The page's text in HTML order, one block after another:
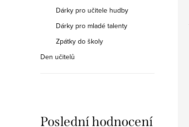
Dárky pro učitele hudby
Dárky pro mladé talenty
Zpátky do školy
Den učitelů
Poslední hodnocení